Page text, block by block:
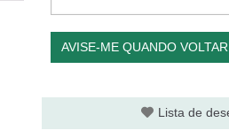
AVISE-ME QUANDO
Lista de